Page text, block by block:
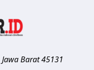
Jawa Barat 45131